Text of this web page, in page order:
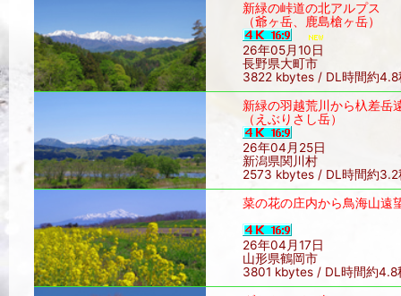
新緑の峠道の北アルプス
（爺ヶ岳、鹿島槍ヶ岳）
26年05月10日
長野県大町市
3822 kbytes / DL時間約4.8
新緑の羽越荒川から杁差岳
（えぶりさし岳）
26年04月25日
新潟県関川村
2573 kbytes / DL時間約3.2
菜の花の庄内から鳥海山遠
26年04月17日
山形県鶴岡市
3801 kbytes / DL時間約4.8